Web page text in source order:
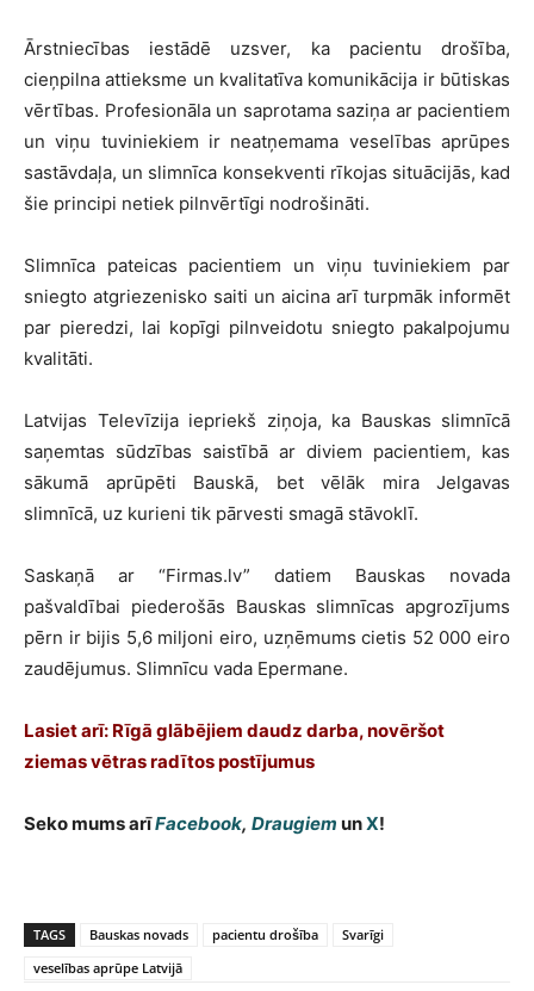
Ārstniecības iestādē uzsver, ka pacientu drošība,
cieņpilna attieksme un kvalitatīva komunikācija ir būtiskas
vērtības. Profesionāla un saprotama saziņa ar pacientiem
un viņu tuviniekiem ir neatņemama veselības aprūpes
sastāvdaļa, un slimnīca konsekventi rīkojas situācijās, kad
šie principi netiek pilnvērtīgi nodrošināti.
Slimnīca pateicas pacientiem un viņu tuviniekiem par
sniegto atgriezenisko saiti un aicina arī turpmāk informēt
par pieredzi, lai kopīgi pilnveidotu sniegto pakalpojumu
kvalitāti.
Latvijas Televīzija iepriekš ziņoja, ka Bauskas slimnīcā
saņemtas sūdzības saistībā ar diviem pacientiem, kas
sākumā aprūpēti Bauskā, bet vēlāk mira Jelgavas
slimnīcā, uz kurieni tik pārvesti smagā stāvoklī.
Saskaņā ar “Firmas.lv” datiem Bauskas novada
pašvaldībai piederošās Bauskas slimnīcas apgrozījums
pērn ir bijis 5,6 miljoni eiro, uzņēmums cietis 52 000 eiro
zaudējumus. Slimnīcu vada Epermane.
Lasiet arī: Rīgā glābējiem daudz darba, novēršot
ziemas vētras radītos postījumus
Seko mums arīFacebook, Draugiem unX!
TAGS Bauskas novads pacientu drošība
Svarīgi
veselības aprūpe Latvijā